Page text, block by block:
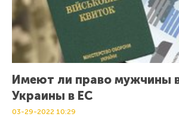
Имеют ли право мужчины
Украины в ЕС
03-29-2022 10:29